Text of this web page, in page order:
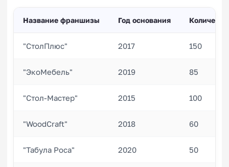
Название франшизы Год основания
"СтолПлюс" 2017 150
"ЭкоМебель" 2019 85
"Стол-Мастер" 2015 100
"WoodCraft" 2018 60
"Табула Роса" 2020 50